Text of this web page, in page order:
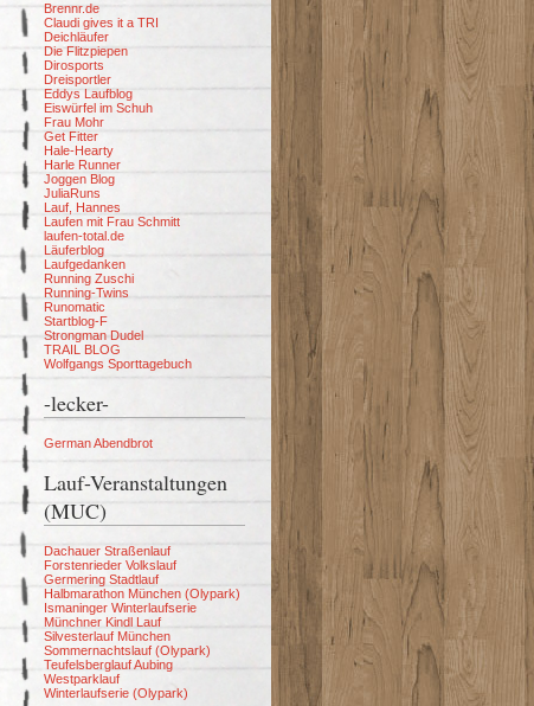
Brennr.de
Claudi gives it a TRI
Deichläufer
Die Flitzpiepen
Dirosports
Dreisportler
Eddys Laufblog
Eiswürfel im Schuh
Frau Mohr
Get Fitter
Hale-Hearty
Harle Runner
Joggen Blog
JuliaRuns
Lauf, Hannes
Laufen mit Frau Schmitt
laufen-total.de
Läuferblog
Laufgedanken
Running Zuschi
Running-Twins
Runomatic
Startblog-F
Strongman Dudel
TRAIL BLOG
Wolfgangs Sporttagebuch
-lecker-
German Abendbrot
Lauf-Veranstaltungen
(MUC)
Dachauer Straßenlauf
Forstenrieder Volkslauf
Germering Stadtlauf
Halbmarathon München (Olypark)
Ismaninger Winterlaufserie
Münchner Kindl Lauf
Silvesterlauf München
Sommernachtslauf (Olypark)
Teufelsberglauf Aubing
Westparklauf
Winterlaufserie (Olypark)